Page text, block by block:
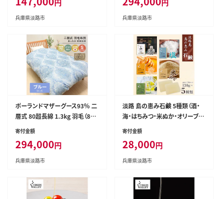
兵庫県淡路市 兵庫県淡路市
ポーランドマザーグース93％ 二
層式 80超長綿 1.3kg 羽毛（810
6B）
寄付金額
294,000円
兵庫県淡路市
淡路 島の恵み石鹸 5種類（酒・
海・はちみつ・米ぬか・オリーブ石
鹸）セット 泡立てネット付き
寄付金額
28,000円
兵庫県淡路市